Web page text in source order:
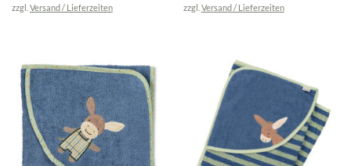
zzgl. Versand / Lieferzeiten
zzgl. Versand / Lieferzeiten